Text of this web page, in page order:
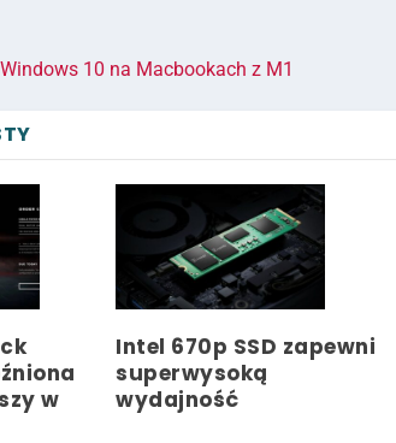
10 na Macbookach z M1
w
Intel 670p SSD zapewni
superwysoką
wydajność